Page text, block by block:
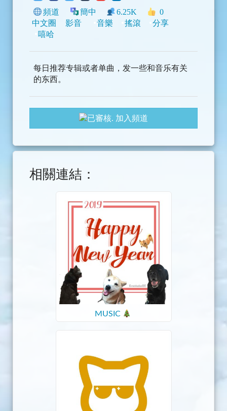
頻道 簡中 6.25K
0
中文圈
影音 音樂 搖滾
分享
嘻哈
每日推荐专辑或者单曲，发一些和音乐有关
的东西。
加入頻道
相關連結：
MUSIC